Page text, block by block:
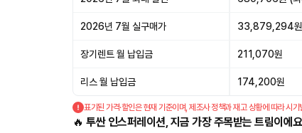
2026년 7월 실구매가 33,879,294원
장기렌트 월 납입금 211,070원
리스 월 납입금 174,200원
표기된 가격·할인은 현재 기준이며, 제조사 정책과 재고 상황에 따라 시
🔥 투싼 인스퍼레이션, 지금 가장 주목받는 트림이에